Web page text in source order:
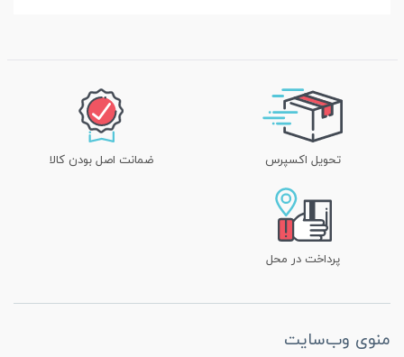
تحویل اکسپرس ضمانت اصل بودن کالا
پرداخت در محل
منوی وب‌سایت